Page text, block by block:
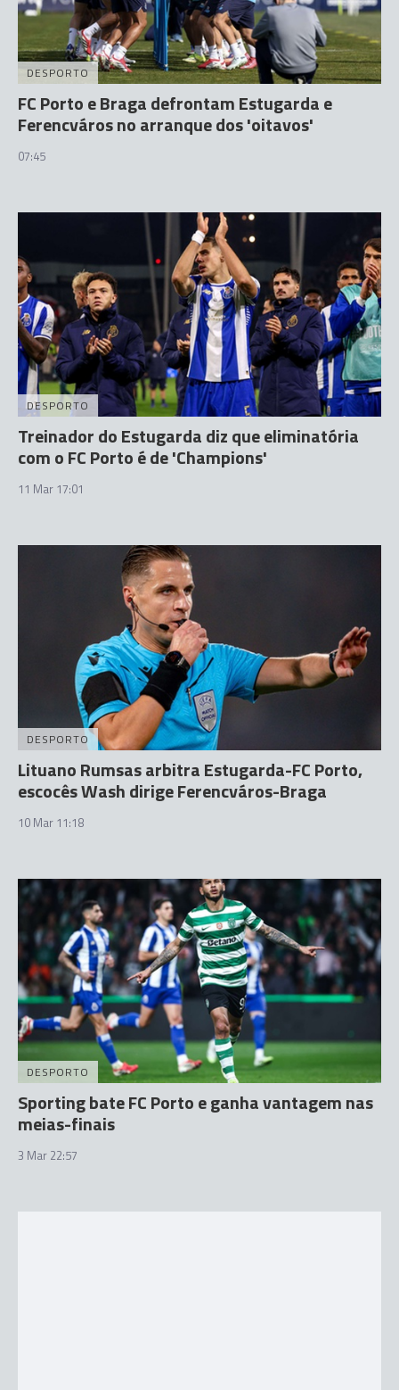
DESPORTO
FC Porto e Braga defrontam Estugarda e
Ferencváros no arranque dos 'oitavos'
07:45
DESPORTO
Treinador do Estugarda diz que eliminatória
com o FC Porto é de 'Champions'
11 Mar 17:01
DESPORTO
Lituano Rumsas arbitra Estugarda-FC Porto,
escocês Wash dirige Ferencváros-Braga
10 Mar 11:18
DESPORTO
Sporting bate FC Porto e ganha vantagem nas
meias-finais
3 Mar 22:57